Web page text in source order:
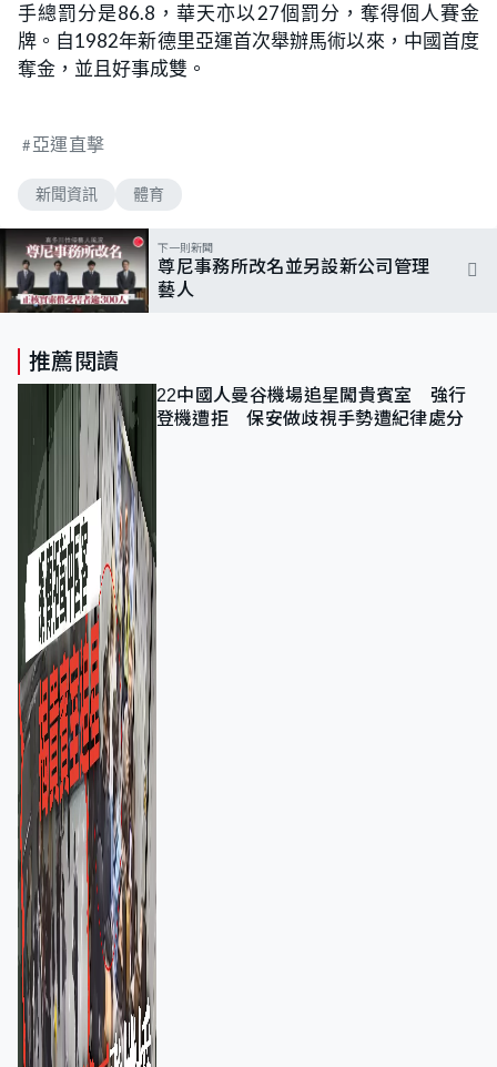
手總罰分是86.8，華天亦以27個罰分，奪得個人賽金
牌。自1982年新德里亞運首次舉辦馬術以來，中國首度
奪金，並且好事成雙。
亞運直擊
新聞資訊 體育
下一則新聞
尊尼事務所改名並另設新公司管理
藝人
推薦閱讀
22中國人曼谷機場追星闖貴賓室 強行
登機遭拒 保安做歧視手勢遭紀律處分